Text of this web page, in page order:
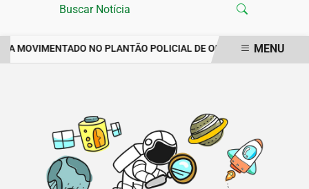
MOVIMENTADO NO PLANTÃO POLICIAL DE ORÓS REGISTRA
MENU